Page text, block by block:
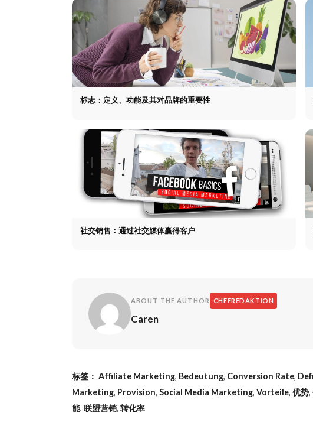
标志：定义、功能及其对品牌的重要性
社交销售：通过社交媒体赢得客户
ABOUT THE AUTHOR CHEFREDAKTION
Caren
标签： Affiliate Marketing, Bedeutung, Conversion Rate,
Marketing, Provision, Social Media Marketing, Vorteile, 优势,
能, 联盟营销, 转化率